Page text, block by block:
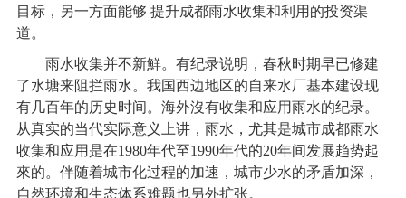
目标，另一方面能够 提升成都雨水收集和利用的投资渠
道。
雨水收集并不新鮮。有纪录说明，春秋时期早已修建
了水塘来阻拦雨水。我国西边地区的自来水厂基本建设现
有几百年的历史时间。海外沒有收集和应用雨水的纪录。
从真实的当代实际意义上讲，雨水，尤其是城市成都雨水
收集和应用是在1980年代至1990年代的20年间发展趋势起
來的。伴随着城市化过程的加速，城市少水的矛盾加深，
自然环境和生态体系难题也另外扩张。